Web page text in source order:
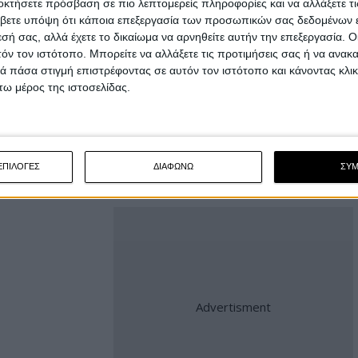
πρόσβαση σε πιο λεπτομερείς πληροφορίες και να αλλάξετε
υπόψη ότι κάποια επεξεργασία των προσωπικών σας δεδομένων
σας, αλλά έχετε το δικαίωμα να αρνηθείτε αυτήν την επεξεργασία.
τον ιστότοπο. Μπορείτε να αλλάξετε τις προτιμήσεις σας ή να
στιγμή επιστρέφοντας σε αυτόν τον ιστότοπο και κάνοντας
μέρος της ιστοσελίδας.
ΔΙΑΦΩΝΩ
όντως εμπορικά την εταιρεία, αλλά
στην περίπτωση αυτή σε ποια τιμή.
την ευρωπαϊκή πτέρυγα της Harley-Davidson,
διάθεση του νέου μοντέλου και όχι μόνο
πιθανότητα να φέρει μαζί του και τα Χ440 και